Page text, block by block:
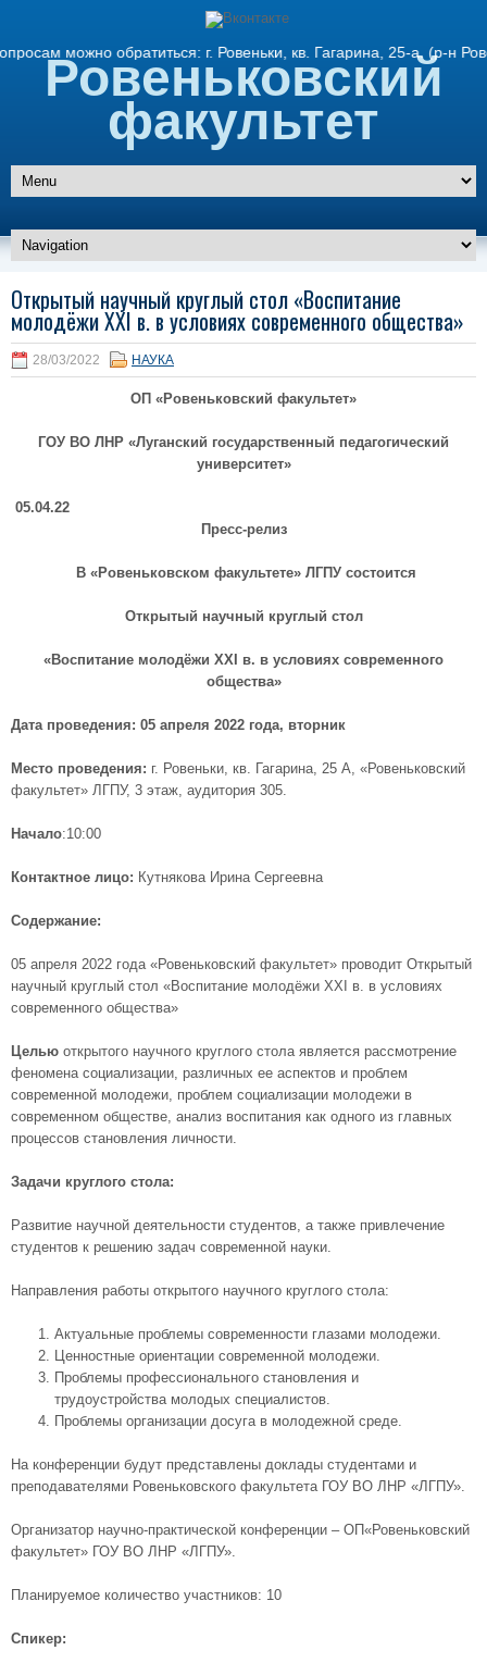
можно обратиться: г. Ровеньки, кв. Гагарина, 25-а. (р-н
Ровеньковский
факультет
Открытый научный круглый стол «Воспитание
молодёжи XXI в. в условиях современного общества»
28/03/2022 НАУКА
ОП «Ровеньковский факультет»
ГОУ ВО ЛНР «Луганский государственный педагогический
университет»
05.04.22
Пресс-релиз
В «Ровеньковском факультете» ЛГПУ состоится
Открытый научный круглый стол
«Воспитание молодёжи XXI в. в условиях современного
общества»
Дата проведения: 05 апреля 2022 года, вторник
Место проведения: г. Ровеньки, кв. Гагарина, 25 А, «Ровеньковский
факультет» ЛГПУ, 3 этаж, аудитория 305.
Начало:10:00
Контактное лицо: Кутнякова Ирина Сергеевна
Содержание:
05 апреля 2022 года «Ровеньковский факультет» проводит Открытый
научный круглый стол «Воспитание молодёжи XXI в. в условиях
современного общества»
Целью открытого научного круглого стола является рассмотрение
феномена социализации, различных ее аспектов и проблем
современной молодежи, проблем социализации молодежи в
современном обществе, анализ воспитания как одного из главных
процессов становления личности.
Задачи круглого стола:
Развитие научной деятельности студентов, а также привлечение
студентов к решению задач современной науки.
Направления работы открытого научного круглого стола:
Актуальные проблемы современности глазами молодежи.
Ценностные ориентации современной молодежи.
Проблемы профессионального становления и
трудоустройства молодых специалистов.
Проблемы организации досуга в молодежной среде.
На конференции будут представлены доклады студентами и
преподавателями Ровеньковского факультета ГОУ ВО ЛНР «ЛГПУ».
Организатор научно-практической конференции – ОП«Ровеньковский
факультет» ГОУ ВО ЛНР «ЛГПУ».
Планируемое количество участников: 10
Спикер: